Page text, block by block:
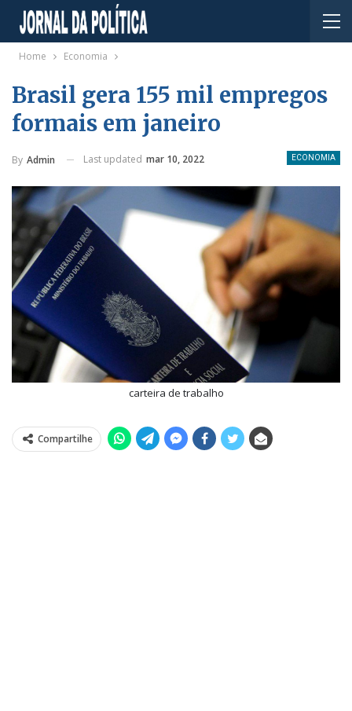
Home Economia
Brasil gera 155 mil empregos
formais em janeiro
ECONOMIA
By Admin Last updated mar 10, 2022
carteira de trabalho
Compartilhe